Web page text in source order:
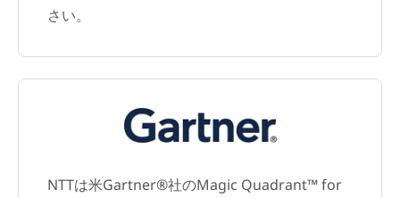
さい。
NTTは米Gartner®社のMagic Quadrant™ for